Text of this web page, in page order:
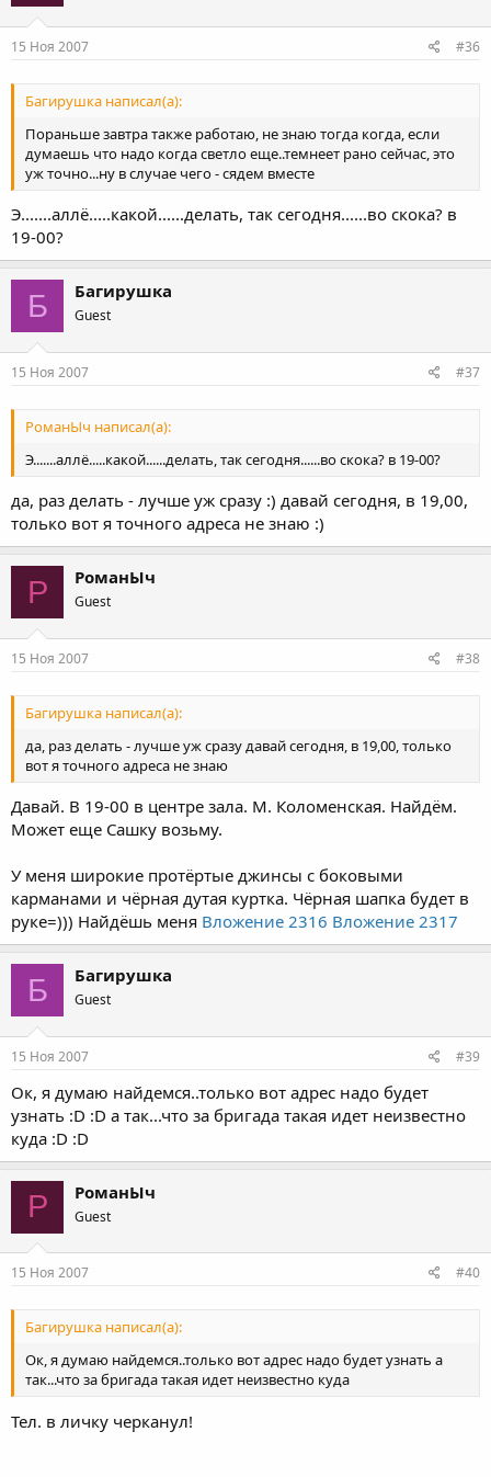
15 Ноя 2007 #36
Багирушка написал(а):
Пораньше завтра также работаю, не знаю тогда когда, если
думаешь что надо когда светло еще..темнеет рано сейчас, это
уж точно...ну в случае чего - сядем вместе
Э.......аллё.....какой......делать, так сегодня......во скока? в
19-00?
Б Багирушка
Guest
15 Ноя 2007 #37
РоманЫч написал(а):
Э.......аллё.....какой......делать, так сегодня......во скока? в 19-00?
да, раз делать - лучше уж сразу :) давай сегодня, в 19,00,
только вот я точного адреса не знаю :)
Р РоманЫч
Guest
15 Ноя 2007 #38
Багирушка написал(а):
да, раз делать - лучше уж сразу давай сегодня, в 19,00, только
вот я точного адреса не знаю
Давай. В 19-00 в центре зала. М. Коломенская. Найдём.
Может еще Сашку возьму.
У меня широкие протёртые джинсы с боковыми
карманами и чёрная дутая куртка. Чёрная шапка будет в
руке=))) Найдёшь меня Вложение 2316 Вложение 2317
Б Багирушка
Guest
15 Ноя 2007 #39
Ок, я думаю найдемся..только вот адрес надо будет
узнать :D :D а так...что за бригада такая идет неизвестно
куда :D :D
Р РоманЫч
Guest
15 Ноя 2007 #40
Багирушка написал(а):
Ок, я думаю найдемся..только вот адрес надо будет узнать а
так...что за бригада такая идет неизвестно куда
Тел. в личку черканул!